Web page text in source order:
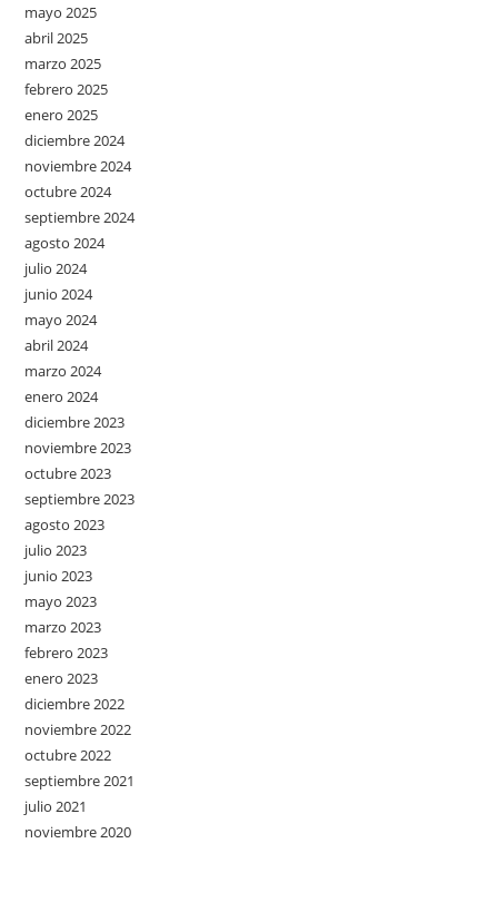
mayo 2025
abril 2025
marzo 2025
febrero 2025
enero 2025
diciembre 2024
noviembre 2024
octubre 2024
septiembre 2024
agosto 2024
julio 2024
junio 2024
mayo 2024
abril 2024
marzo 2024
enero 2024
diciembre 2023
noviembre 2023
octubre 2023
septiembre 2023
agosto 2023
julio 2023
junio 2023
mayo 2023
marzo 2023
febrero 2023
enero 2023
diciembre 2022
noviembre 2022
octubre 2022
septiembre 2021
julio 2021
noviembre 2020